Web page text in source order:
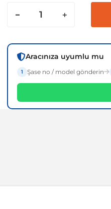
Aracınıza uyumlu mu
1 Şase no / model gönderin